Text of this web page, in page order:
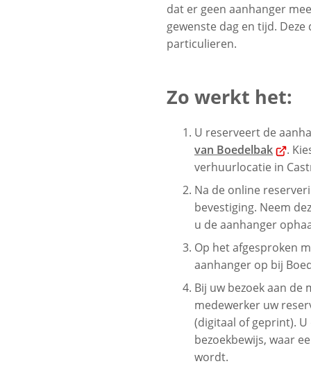
dat er geen aanhanger
gewenste dag en tijd.
particulieren.
Zo werkt het:
U reserveert de
van Boedelbak
naar
.
verhuurlocatie in
Na de online
bevestiging. Neem
u de aanhanger
Op het afgesproken
aanhanger op bij
Bij uw bezoek aan
medewerker uw
(digitaal of geprint).
bezoekbewijs, waar
wordt.